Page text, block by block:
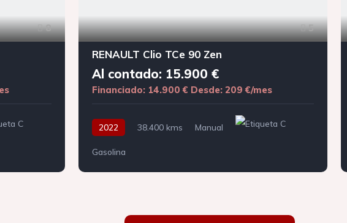
8 5
RENAULT Clio TCe 90 Zen
Al contado: 15.900 €
Financiado: 14.900 € Desde: 209 €/mes
2022 38.400 kms Manual
Gasolina